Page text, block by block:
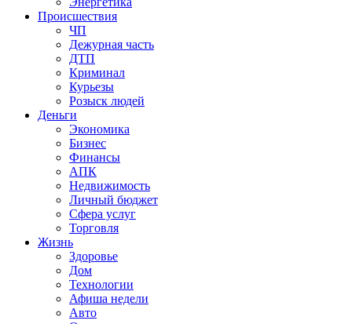
Происшествия
ЧП
Дежурная часть
ДТП
Криминал
Курьезы
Розыск людей
Деньги
Экономика
Бизнес
Финансы
АПК
Недвижимость
Личный бюджет
Сфера услуг
Торговля
Жизнь
Здоровье
Дом
Технологии
Афиша недели
Авто